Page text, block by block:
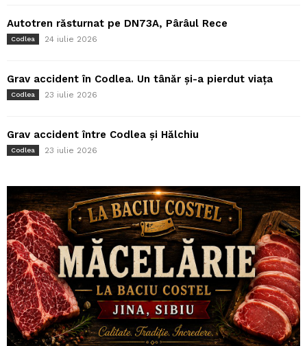
Autotren răsturnat pe DN73A, Pârâul Rece
Codlea 24 iulie 2026
Grav accident în Codlea. Un tânăr și-a pierdut viața
Codlea 23 iulie 2026
Grav accident între Codlea și Hălchiu
Codlea 23 iulie 2026